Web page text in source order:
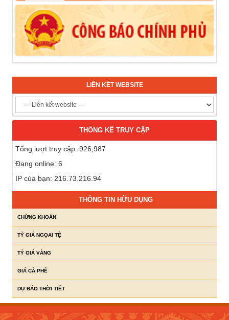
LIÊN KẾT WEBSITE
THỐNG KÊ TRUY CẬP
Tổng lượt truy cập: 926,987
Đang online: 6
IP của bạn: 216.73.216.94
THÔNG TIN HỮU DỤNG
CHỨNG KHOÁN
TỶ GIÁ NGỌAI TỆ
TỶ GIÁ VÀNG
GIÁ CÀ PHÊ
DỰ BÁO THỜI TIẾT